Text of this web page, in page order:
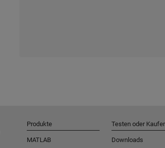
Produkte
MATLAB
Testen oder
Downloads